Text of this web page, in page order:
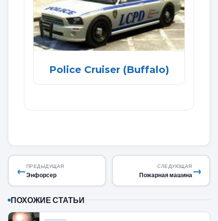
Police Cruiser (Buffalo)
←ПРЕДЫДУЩАЯ
Энфорсер →
СЛЕДУЮЩАЯ
Пожарная машина
ПОХОЖИЕ СТАТЬИ